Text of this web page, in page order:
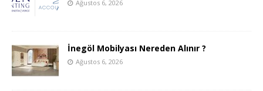
Ağustos 6, 2026
İnegöl Mobilyası Nereden Alınır ?
Ağustos 6, 2026